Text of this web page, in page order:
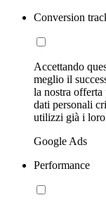
Conversion
Accettando
meglio il
la nostra
dati personali
utilizzi già i
Google Ads
Performance